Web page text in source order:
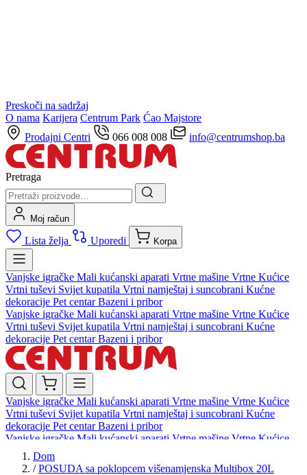
Preskoči na sadržaj
O nama Karijera Centrum Park Ćao Majstore
Prodajni Centri
066 008 008 info@centrumshop.ba
Pretraga
Moj račun
Lista želja Uporedi Korpa
Vanjske igračke Mali kućanski aparati Vrtne mašine Vrtne Kućice
Vrtni tuševi Svijet kupatila Vrtni namještaj i suncobrani Kućne
dekoracije Pet centarBazeni i pribor
Vanjske igračke Mali kućanski aparati Vrtne mašine Vrtne Kućice
Vrtni tuševi Svijet kupatila Vrtni namještaj i suncobrani Kućne
dekoracije Pet centarBazeni i pribor
Vanjske igračke Mali kućanski aparati Vrtne mašine Vrtne Kućice
Vrtni tuševi Svijet kupatila Vrtni namještaj i suncobrani Kućne
dekoracije Pet centarBazeni i pribor
Vanjske igračke Mali kućanski aparati Vrtne mašine Vrtne Kućice
Vrtni tuševi
dekoracijePet centar Bazeni i pribor
Dom
/ POSUDA sa poklopcem višenamjenska Multibox 20L